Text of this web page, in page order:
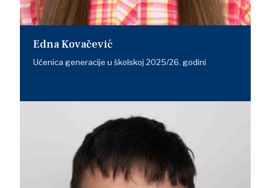
Edna Kovačević
Učenica generacije u školskoj 2025/26. godini